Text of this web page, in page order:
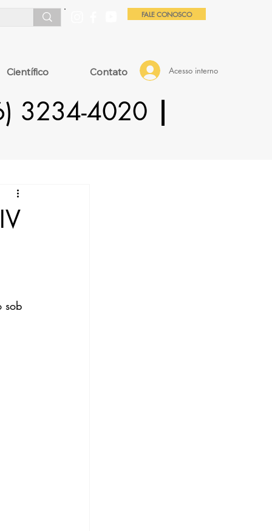
Acesso interno
FALE CONOSCO
Científico Contato
3234-4020
sob